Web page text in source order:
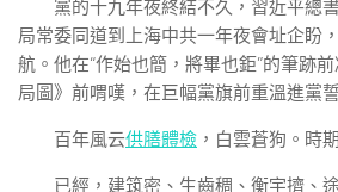
黨的十九年夜終結不久，習近平總書
局常委同道到上海中共一年夜會址企盼
航。他在“作始也簡，將畢也鉅”的筆跡
局圖》前喟嘆，在巨幅黨旗前重溫進黨
百年風云供膳體檢 ，白雲蒼狗。時
已經，建筑密、生齒稠、衡宇擠、途